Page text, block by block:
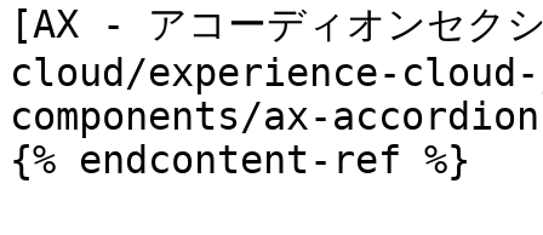
[AX - アコーディオンセ
cloud/experience-
components/ax-
{% endcontent-ref %}